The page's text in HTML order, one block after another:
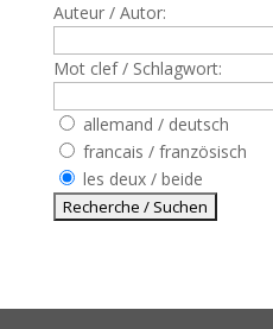
Auteur / Autor:
Mot clef / Schlagwort:
allemand / deutsch
francais / französisch
les deux / beide